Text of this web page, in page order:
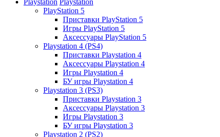
PlayStation 5
Приставки PlayStation 5
Игры PlayStation 5
Аксессуары PlayStation 5
Playstation 4 (PS4)
Приставки Playstation 4
Аксессуары Playstation 4
Игры Playstation 4
БУ игры Playstation 4
Playstation 3 (PS3)
Приставки Playstation 3
Аксессуары Playstation 3
Игры Playstation 3
БУ игры Playstation 3
Playstation 2 (PS2)